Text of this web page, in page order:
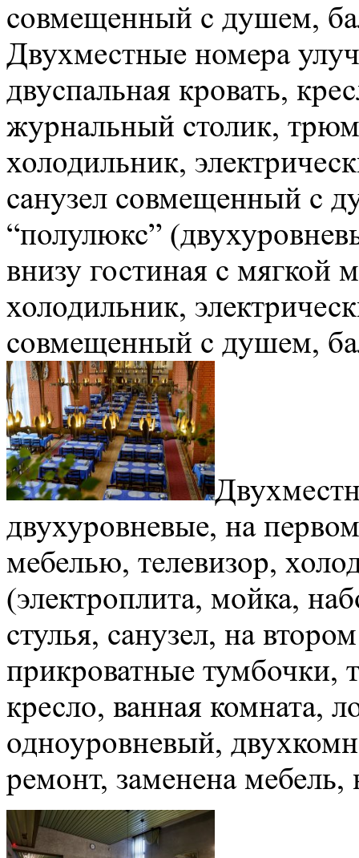
совмещенный с душем,
Двухместные номера
двуспальная кровать,
журнальный столик,
холодильник,
санузел совмещенный с
“полулюкс”
внизу гостиная с мягкой
холодильник,
совмещенный с душем,
двухуровневые, на
мебелью, телевизор,
(электроплита, мойка,
стулья, санузел, на
прикроватные тумбочки,
кресло, ванная комната,
одноуровневый,
ремонт, заменена мебель,